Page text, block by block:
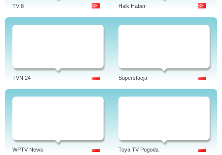
TV 8 Halk Haber
TVN 24 Superstacja
WPTV News Toya TV Pogoda